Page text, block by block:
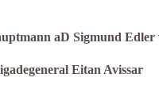
aD Sigmund Edler
Eitan Avissar